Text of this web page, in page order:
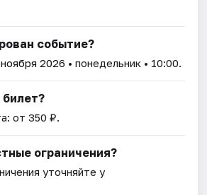
событие?
2026 • понедельник • 10:00.
от 350 ₽.
ограничения?
уточняйте у